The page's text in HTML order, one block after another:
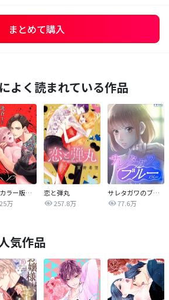
まとめて購入
よく読まれている作品
【タテカラー版】漣蒼士に処女を捧ぐ～さあ、じっくり愛でましょうか
万
恋と弾丸
257.8万
サレタガワのブルー【タテヨミ】
77.6万
気作品